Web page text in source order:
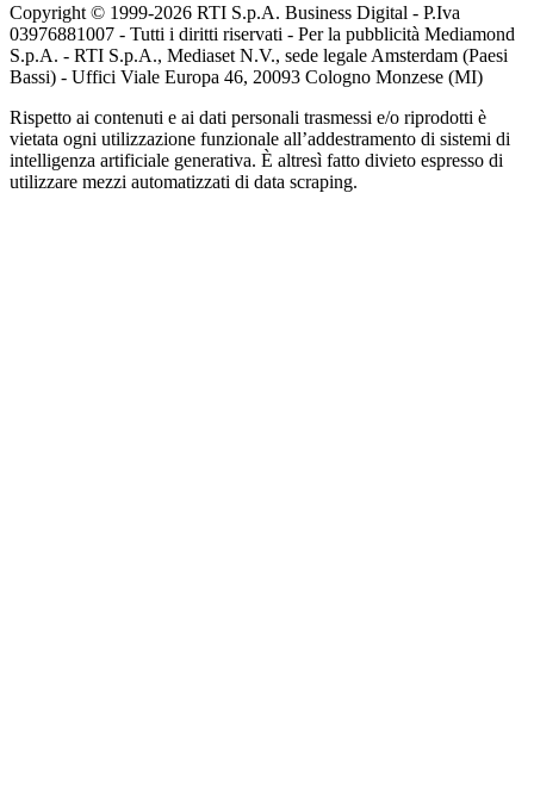
Copyright © 1999-2026 RTI S.p.A. Business Digital - P.Iva
03976881007 - Tutti i diritti riservati - Per la pubblicità Mediamond
S.p.A. - RTI S.p.A., Mediaset N.V., sede legale Amsterdam (Paesi
Bassi) - Uffici Viale Europa 46, 20093 Cologno Monzese (MI)
Rispetto ai contenuti e ai dati personali trasmessi e/o riprodotti è
vietata ogni utilizzazione funzionale all’addestramento di sistemi di
intelligenza artificiale generativa. È altresì fatto divieto espresso di
utilizzare mezzi automatizzati di data scraping.